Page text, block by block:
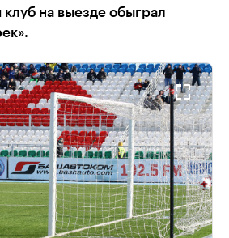
на выезде обыграл